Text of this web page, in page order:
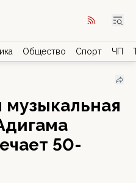
Общество Спорт ЧП
50-